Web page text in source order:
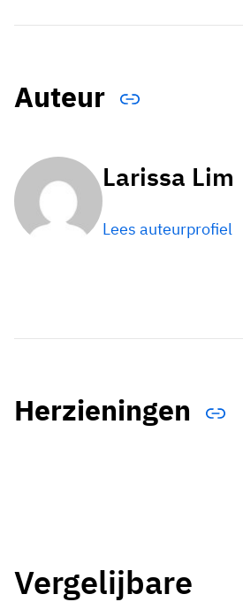
Auteur
Larissa Lim
Lees auteurprofiel
Herzieningen
Vergelijbare